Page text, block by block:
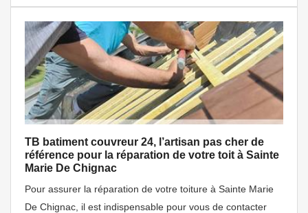
TB batiment couvreur 24, l’artisan pas cher de
référence pour la réparation de votre toit à Sainte
Marie De Chignac
Pour assurer la réparation de votre toiture à Sainte Marie
De Chignac, il est indispensable pour vous de contacter